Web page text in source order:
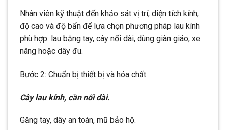
Nhân viên kỹ thuật đến khảo sát vị trí, diện tích kính,
độ cao và độ bẩn để lựa chọn phương pháp lau kính
phù hợp: lau bằng tay, cây nối dài, dùng giàn giáo, xe
nâng hoặc dây đu.
Bước 2: Chuẩn bị thiết bị và hóa chất
Cây lau kính, cần nối dài.
Găng tay, dây an toàn, mũ bảo hộ.